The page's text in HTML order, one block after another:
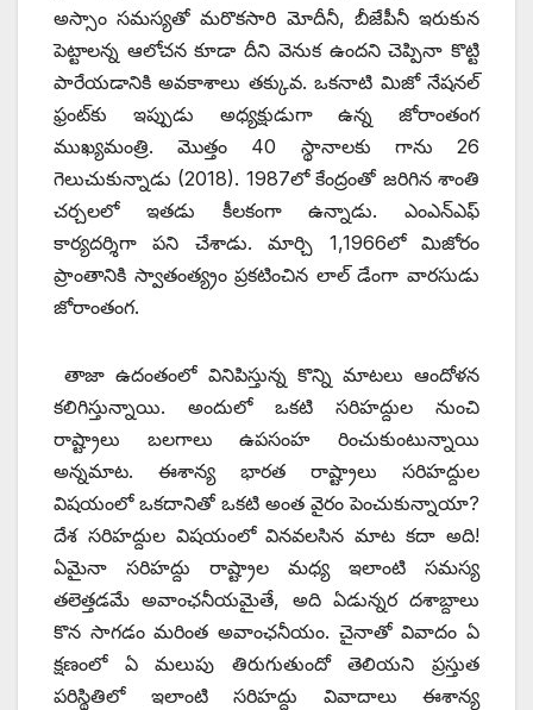
అస్సాం సమస్యతో మరొకసారి మోదీనీ, బీజేపీనీ ఇరుకున
పెట్టాలన్న ఆలోచన కూడా దీని వెనుక ఉందని చెప్పినా కొట్టి
పారేయడానికి అవకాశాలు తక్కువ. ఒకనాటి మిజో నేషనల్‌
‌ఫ్రంట్‌కు ఇప్పుడు అధ్యక్షుడుగా ఉన్న జోరాంతంగ
ముఖ్యమంత్రి. మొత్తం 40 స్థానాలకు గాను 26
గెలుచుకున్నాడు (2018). 1987లో కేంద్రంతో జరిగిన శాంతి
చర్చలలో ఇతడు కీలకంగా ఉన్నాడు. ఎంఎన్‌ఎఫ్‌
‌కార్యదర్శిగా పని చేశాడు. మార్చి 1,1966లో మిజోరం
ప్రాంతానికి స్వాతంత్య్రం ప్రకటించిన లాల్‌ ‌డేంగా వారసుడు
జోరాంతంగ.
తాజా ఉదంతంలో వినిపిస్తున్న కొన్ని మాటలు ఆందోళన
కలిగిస్తున్నాయి. అందులో ఒకటి సరిహద్దుల నుంచి
రాష్ట్రాలు బలగాలు ఉపసంహ రించుకుంటున్నాయి
అన్నమాట. ఈశాన్య భారత రాష్ట్రాలు సరిహద్దుల
విషయంలో ఒకదానితో ఒకటి అంత వైరం పెంచుకున్నాయా?
దేశ సరిహద్దుల విషయంలో వినవలసిన మాట కదా అది!
ఏమైనా సరిహద్దు రాష్ట్రాల మధ్య ఇలాంటి సమస్య
తలెత్తడమే అవాంఛనీయమైతే, అది ఏడున్నర దశాబ్దాలు
కొన సాగడం మరింత అవాంఛనీయం. చైనాతో వివాదం ఏ
క్షణంలో ఏ మలుపు తిరుగుతుందో తెలియని ప్రస్తుత
పరిస్థితిలో ఇలాంటి సరిహద్దు వివాదాలు ఈశాన్య